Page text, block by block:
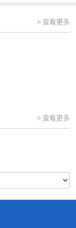
> 查看更多
> 查看更多